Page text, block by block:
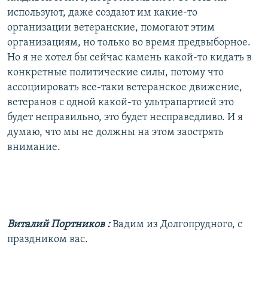
используют, даже создают им какие-то
организации ветеранские, помогают этим
организациям, но только во время предвыборное.
Но я не хотел бы сейчас камень какой-то кидать в
конкретные политические силы, потому что
ассоциировать все-таки ветеранское движение,
ветеранов с одной какой-то ультрапартией это
будет неправильно, это будет несправедливо. И я
думаю, что мы не должны на этом заострять
внимание.
Виталий Портников : Вадим из Долгопрудного, с
праздником вас.